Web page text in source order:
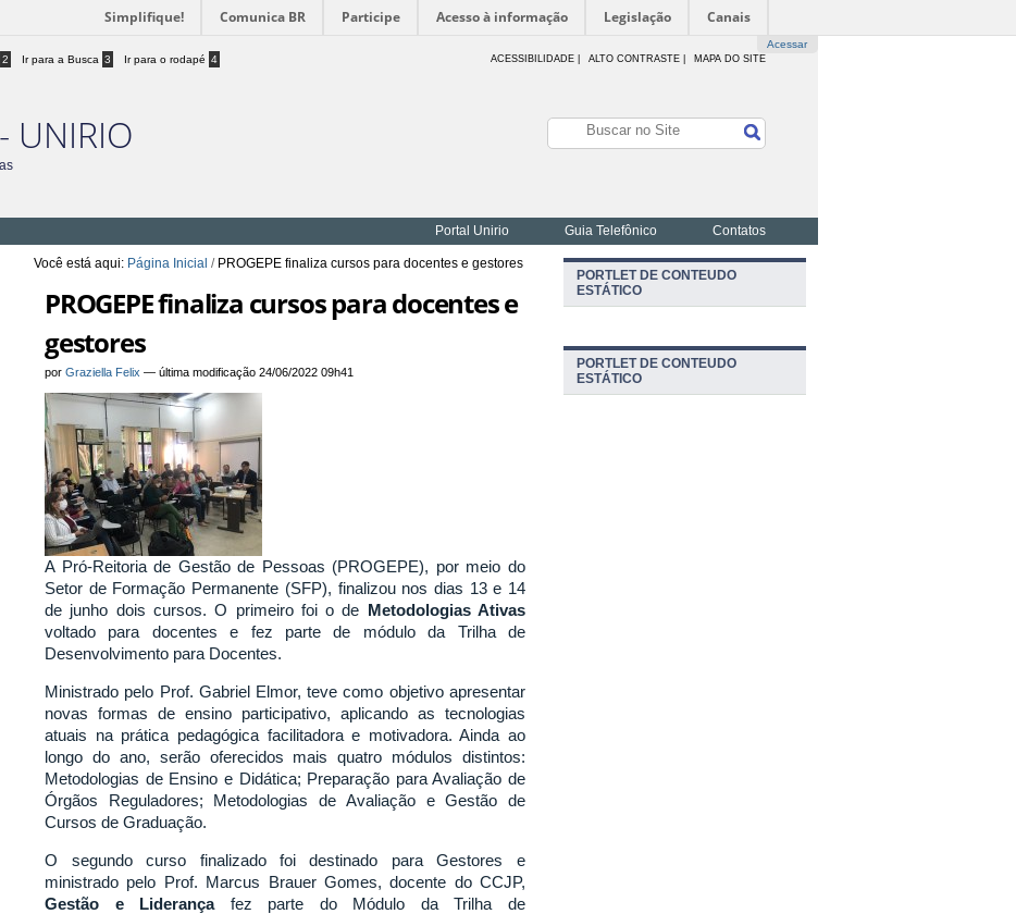
Simplifique! Comunica BR Participe Acesso à informação Legislação Canais
Acessar
2 Ir para a Busca 3 Ir para o rodapé 4 ACESSIBILIDADE ALTO CONTRASTE | MAPA DO SITE
- UNIRIO
Portal Unirio Guia Telefônico Contatos
Você está aqui: Página Inicial / PROGEPE finaliza cursos para docentes e gestores
PROGEPE finaliza cursos para docentes e
gestores
porGraziella Felix —última modificação 24/06/2022 09h41
A Pró-Reitoria de Gestão de Pessoas (PROGEPE), por meio do
Setor de Formação Permanente (SFP), finalizou nos dias 13 e 14
de junho dois cursos. O primeiro foi o de Metodologias Ativas
voltado para docentes e fez parte de módulo da Trilha de
Desenvolvimento para Docentes.
Ministrado pelo Prof. Gabriel Elmor, teve como objetivo apresentar
novas formas de ensino participativo, aplicando as tecnologias
atuais na prática pedagógica facilitadora e motivadora. Ainda ao
longo do ano, serão oferecidos mais quatro módulos distintos:
Metodologias de Ensino e Didática; Preparação para Avaliação de
Órgãos Reguladores; Metodologias de Avaliação e Gestão de
Cursos de Graduação.
O segundo curso finalizado foi destinado para Gestores e
ministrado pelo Prof. Marcus Brauer Gomes, docente do CCJP,
Gestão e Liderançafez parte do Módulo da Trilha de
PORTLET DE CONTEUDO
ESTÁTICO
PORTLET DE CONTEUDO
ESTÁTICO